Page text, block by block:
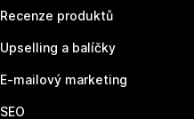
Recenze produktů
Upselling a balíčky
E-mailový marketing
SEO